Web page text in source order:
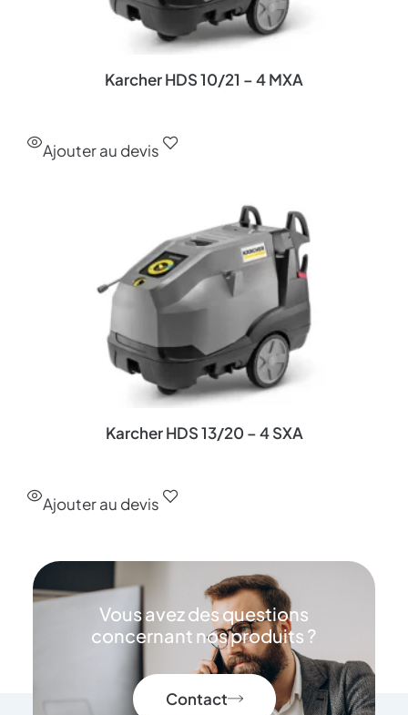
Karcher HDS 10/21 – 4 MXA
Ajouter au devis
Karcher HDS 13/20 – 4 SXA
Ajouter au devis
Vous avez des questions
concernant nos produits ?
Contact